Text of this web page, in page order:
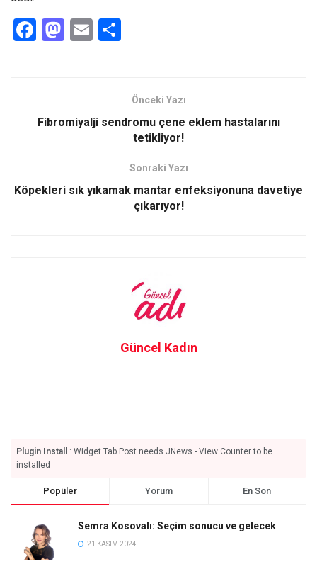
F
o
M
d
E
Önceki Yazı
Fibromiyalji sendromu çene eklem hastalarını
tetikliyor!
Sonraki Yazı
Köpekleri sık yıkamak mantar enfeksiyonuna davetiye
çıkarıyor!
Güncel Kadın
Plugin Install
: Widget Tab Post needs JNews - View Counter to be
installed
Popüler Yorum En Son
Semra Kosovalı: Seçim sonucu ve gelecek
21 KASIM 2024